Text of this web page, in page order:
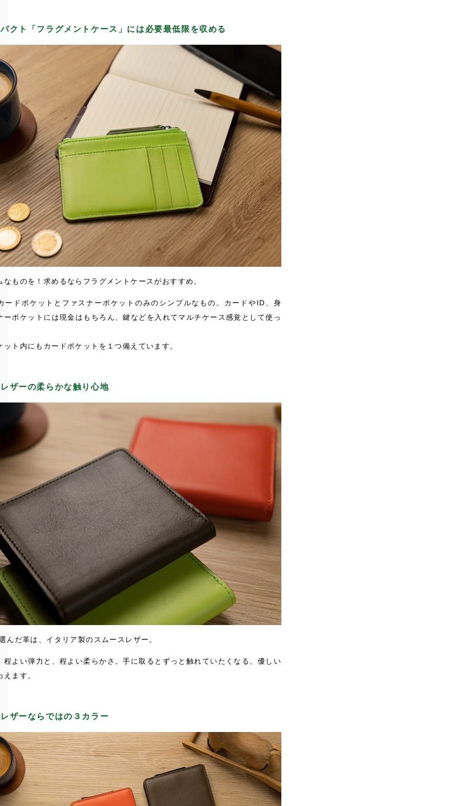
クト「フラグメントケース」には必要最低限を収める
なものを！求めるならフラグメントケースがおすすめ。
ードポケットとファスナーポケットのみのシンプルなもの。カードやID、身
ーポケットには現金はもちろん、鍵などを入れてマルチケース感覚として使っ
ット内にもカードポケットを１つ備えています。
ザーの柔らかな触り心地
んだ革は、イタリア製のスムースレザー。
程よい弾力と、程よい柔らかさ。手に取るとずっと触れていたくなる、優しい
ます。
ザーならではの３カラー